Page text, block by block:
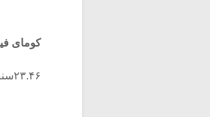
کومای
۲۳.۴۶سنت = 90.۲۲۵- ۱۱۳.۶۸۵